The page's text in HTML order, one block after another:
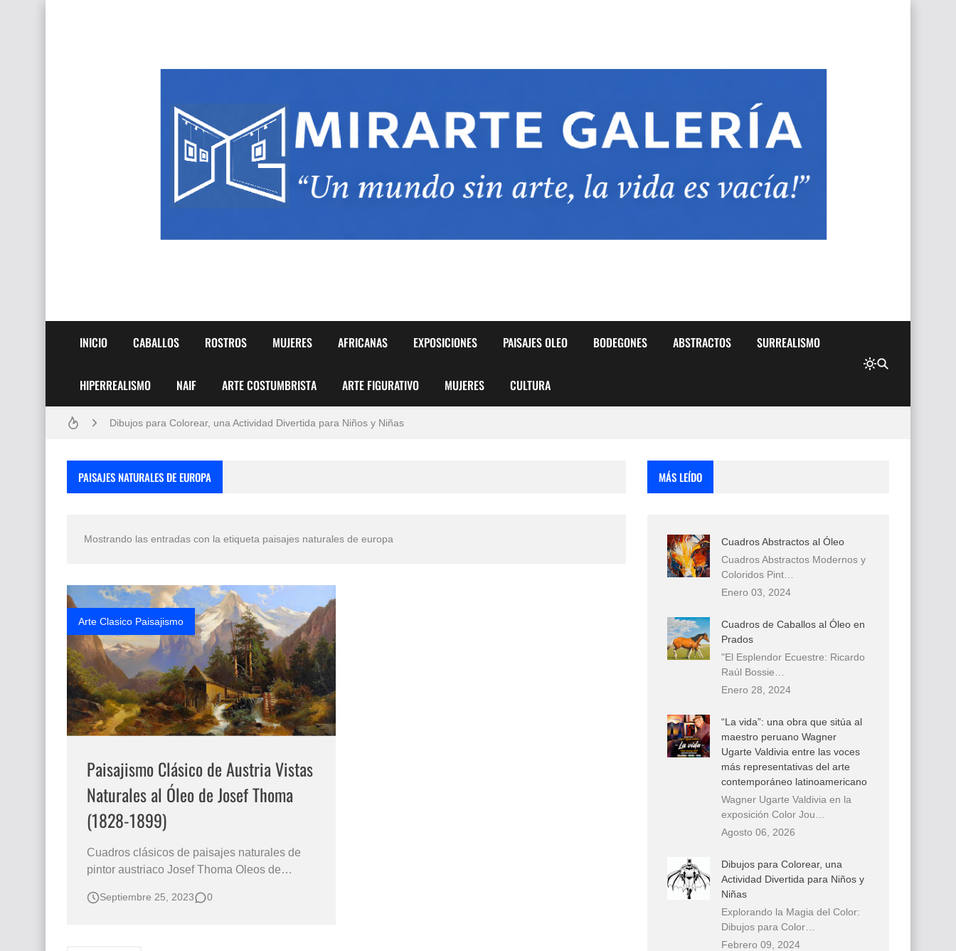
INICIO CABALLOS ROSTROS MUJERES AFRICANAS EXPOSICIONES PAISAJES OLEO BODEGONES ABSTRACTOS SURREALISMO
HIPERREALISMO NAIF ARTE COSTUMBRISTA ARTE FIGURATIVO MUJERES CULTURA
Pintores de Paisajes Famosos, Arte al Óleo
Dibujos para Colorear, una Actividad Divertida para Niños y Niñas
Fotos Artísticas de las Actrices de Hollywood Más Bellas del Mundo
Que significan los cuadros de negras africanas?
El mundo del arte en pintura surrealista
PAISAJES NATURALES DE EUROPA
Mostrando las entradas con la etiqueta paisajes naturales de europa
Arte Clasico Paisajismo
Paisajismo Clásico de Austria Vistas
Naturales al Óleo de Josef Thoma
(1828-1899)
Cuadros clásicos de paisajes naturales de
pintor austriaco Josef Thoma Oleos de
históricos paisajes europeos Imágenes de
Septiembre 25, 2023 0
MÁS LEÍDO
Cuadros Abstractos al Óleo
Cuadros Abstractos Modernos y
Coloridos Pint…
Enero 03, 2024
Cuadros de Caballos al Óleo en
Prados
"El Esplendor Ecuestre: Ricardo
Raúl Bossie…
Enero 28, 2024
“La vida”: una obra que sitúa al
maestro peruano Wagner
Ugarte Valdivia entre las voces
más representativas del arte
contemporáneo latinoamericano
Wagner Ugarte Valdivia en la
exposición Color Jou…
Agosto 06, 2026
Dibujos para Colorear, una
Actividad Divertida para Niños y
Niñas
Explorando la Magia del Color:
Dibujos para Color…
Febrero 09, 2024